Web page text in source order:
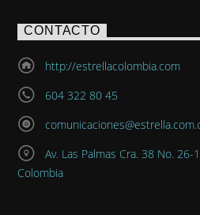
CONTACTO
http://estrellacolombia.com
604 322 80 45
Av. Las Palmas Cra. 38 No.
Colombia